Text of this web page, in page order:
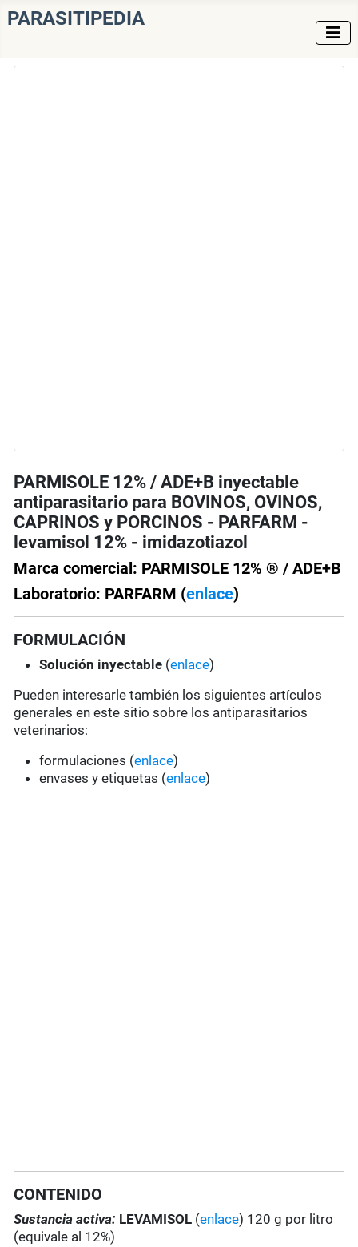
PARASITIPEDIA
PARMISOLE 12% / ADE+B inyectable
antiparasitario para BOVINOS, OVINOS,
CAPRINOS y PORCINOS - PARFARM -
levamisol 12% - imidazotiazol
Marca comercial: PARMISOLE 12% ® / ADE+B
Laboratorio: PARFARM (enlace)
FORMULACIÓN
Solución inyectable (enlace)
Pueden interesarle también los siguientes artículos
generales en este sitio sobre los antiparasitarios
veterinarios:
formulaciones (enlace)
envases y etiquetas (enlace)
CONTENIDO
Sustancia activa: LEVAMISOL (enlace) 120 g por litro
(equivale al 12%)